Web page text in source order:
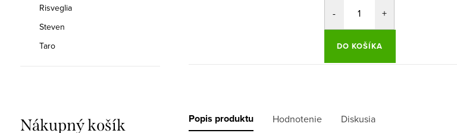
Risveglia
Steven
Taro
Nákupný košík
DO KOŠÍKA
Popis produktu Hodnotenie Diskusia